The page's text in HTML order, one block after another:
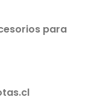
para